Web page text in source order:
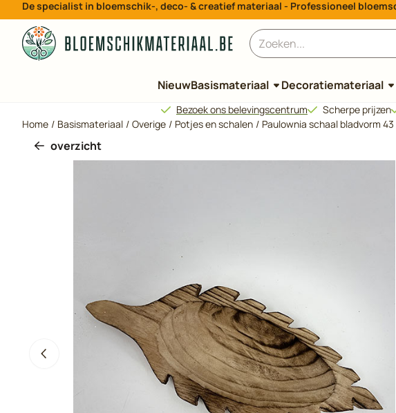
Cookievoorkeuren zijn beschikbaar. Kies instellingen of sta alle cookies toe.
De specialist in bloemschik-, deco- & creatief materiaal - Professioneel
Zoeken
NieuwBasismateriaal Decoratiemateriaal
Bezoek ons belevingscentrum Scherpe prijzen
Home / Basismateriaal / Overige / Potjes en schalen / Paulownia schaal bladvorm 43
overzicht